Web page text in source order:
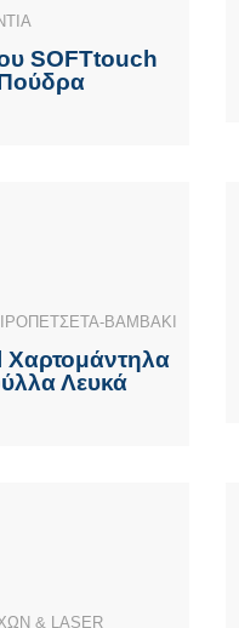
SOFTtouch
ΒΑΜΒΑΚΙ
Λευκά
& LASER